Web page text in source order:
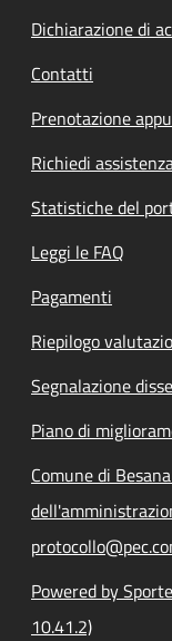
Dichiarazione di
Contatti
Prenotazione
Richiedi
Statistiche del
Leggi le FAQ
Pagamenti
Riepilogo
Segnalazione
Piano di
Comune di
Powered by
10.41.2)